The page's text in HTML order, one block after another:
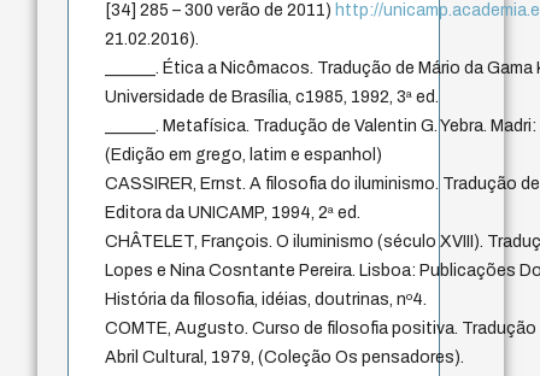
[34] 285 – 300 verão de 2011) http://
21.02.2016).
______. Ética a Nicômacos. Tradução de Mário da
Universidade de Brasília, c1985, 1992, 3ª ed.
______. Metafísica. Tradução de Valentin G. Yebra.
(Edição em grego, latim e espanhol)
CASSIRER, Ernst. A filosofia do iluminismo. Tradução
Editora da UNICAMP, 1994, 2ª ed.
CHÂTELET, François. O iluminismo (século XVIII).
Lopes e Nina Cosntante Pereira. Lisboa: Publicações
História da filosofia, idéias, doutrinas, nº4.
COMTE, Augusto. Curso de filosofia positiva.
Abril Cultural, 1979, (Coleção Os pensadores).